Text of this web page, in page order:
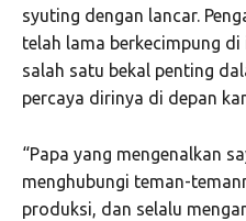
syuting dengan lancar.
telah lama berkecimpung
salah satu bekal penting
percaya dirinya di depan
“Papa yang mengenalkan
menghubungi teman-
produksi, dan selalu